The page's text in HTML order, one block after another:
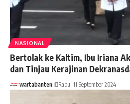
NASIONAL
Bertolak ke Kaltim, Ibu Iriana
dan Tinjau Kerajinan
wartabanten Rabu, 11 September 2024